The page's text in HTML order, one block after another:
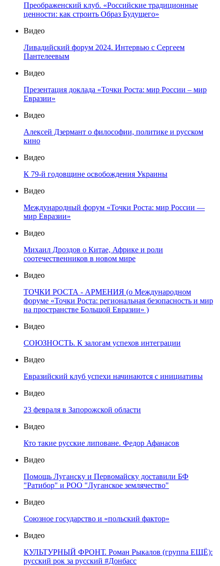
Преображенский клуб. «Российские традиционные
ценности: как строить Образ Будущего»
Видео
Ливадийский форум 2024. Интервью с Сергеем
Пантелеевым
Видео
Презентация доклада «Точки Роста: мир России – мир
Евразии»
Видео
Алексей Дзермант о философии, политике и русском
кино
Видео
К 79-й годовщине освобождения Украины
Видео
Международный форум «Точки Роста: мир России —
мир Евразии»
Видео
Михаил Дроздов о Китае, Африке и роли
соотечественников в новом мире
Видео
ТОЧКИ РОСТА - АРМЕНИЯ (о Международном
форуме «Точки Роста: региональная безопасность и мир
на пространстве Большой Евразии» )
Видео
СОЮЗНОСТЬ. К залогам успехов интеграции
Видео
Евразийский клуб успехи начинаются с инициативы
Видео
23 февраля в Запорожской области
Видео
Кто такие русские липоване. Федор Афанасов
Видео
Помощь Луганску и Первомайску доставили БФ
"Ратибор" и РОО "Луганское землячество"
Видео
Союзное государство и «польский фактор»
Видео
КУЛЬТУРНЫЙ ФРОНТ. Роман Рыкалов (группа ЕЩЁ):
русский рок за русский #Донбасс